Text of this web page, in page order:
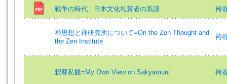
戦争の時代 : 日本文化礼賛者の系譜 袴
禅思想と禅研究所について=On the Zen Thought and
the Zen Institute
袴
釈尊私観=My Own View on Sakyamuni 袴